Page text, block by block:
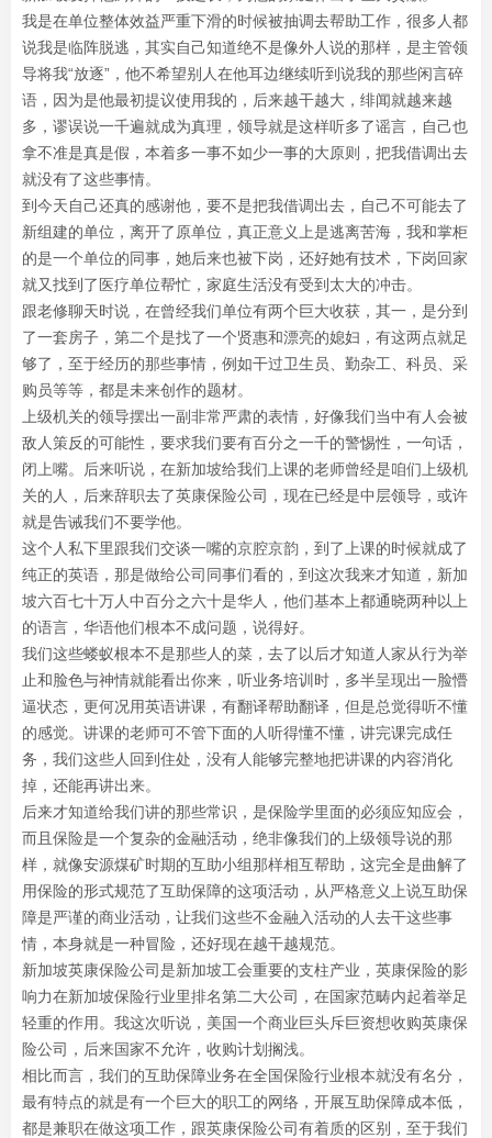
我是在单位整体效益严重下滑的时候被抽调去帮助工作，很多人都
说我是临阵脱逃，其实自己知道绝不是像外人说的那样，是主管领
导将我“放逐”，他不希望别人在他耳边继续听到说我的那些闲言碎
语，因为是他最初提议使用我的，后来越干越大，绯闻就越来越
多，谬误说一千遍就成为真理，领导就是这样听多了谣言，自己也
拿不准是真是假，本着多一事不如少一事的大原则，把我借调出去
就没有了这些事情。
到今天自己还真的感谢他，要不是把我借调出去，自己不可能去了
新组建的单位，离开了原单位，真正意义上是逃离苦海，我和掌柜
的是一个单位的同事，她后来也被下岗，还好她有技术，下岗回家
就又找到了医疗单位帮忙，家庭生活没有受到太大的冲击。
跟老修聊天时说，在曾经我们单位有两个巨大收获，其一，是分到
了一套房子，第二个是找了一个贤惠和漂亮的媳妇，有这两点就足
够了，至于经历的那些事情，例如干过卫生员、勤杂工、科员、采
购员等等，都是未来创作的题材。
上级机关的领导摆出一副非常严肃的表情，好像我们当中有人会被
敌人策反的可能性，要求我们要有百分之一千的警惕性，一句话，
闭上嘴。后来听说，在新加坡给我们上课的老师曾经是咱们上级机
关的人，后来辞职去了英康保险公司，现在已经是中层领导，或许
就是告诫我们不要学他。
这个人私下里跟我们交谈一嘴的京腔京韵，到了上课的时候就成了
纯正的英语，那是做给公司同事们看的，到这次我来才知道，新加
坡六百七十万人中百分之六十是华人，他们基本上都通晓两种以上
的语言，华语他们根本不成问题，说得好。
我们这些蝼蚁根本不是那些人的菜，去了以后才知道人家从行为举
止和脸色与神情就能看出你来，听业务培训时，多半呈现出一脸懵
逼状态，更何况用英语讲课，有翻译帮助翻译，但是总觉得听不懂
的感觉。讲课的老师可不管下面的人听得懂不懂，讲完课完成任
务，我们这些人回到住处，没有人能够完整地把讲课的内容消化
掉，还能再讲出来。
后来才知道给我们讲的那些常识，是保险学里面的必须应知应会，
而且保险是一个复杂的金融活动，绝非像我们的上级领导说的那
样，就像安源煤矿时期的互助小组那样相互帮助，这完全是曲解了
用保险的形式规范了互助保障的这项活动，从严格意义上说互助保
障是严谨的商业活动，让我们这些不金融入活动的人去干这些事
情，本身就是一种冒险，还好现在越干越规范。
新加坡英康保险公司是新加坡工会重要的支柱产业，英康保险的影
响力在新加坡保险行业里排名第二大公司，在国家范畴内起着举足
轻重的作用。我这次听说，美国一个商业巨头斥巨资想收购英康保
险公司，后来国家不允许，收购计划搁浅。
相比而言，我们的互助保障业务在全国保险行业根本就没有名分，
最有特点的就是有一个巨大的职工的网络，开展互助保障成本低，
都是兼职在做这项工作，跟英康保险公司有着质的区别，至于我们